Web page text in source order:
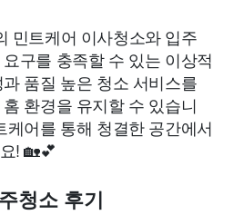
민트케어 이사청소와 입주
구를 충족할 수 있는 이상적
품질 높은 청소 서비스를
환경을 유지할 수 있습니
케어를 통해 청결한 공간에서
! 🏡💕
청소 후기